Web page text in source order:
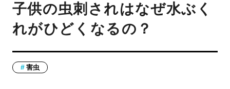
子供の虫刺されはなぜ水ぶく
れがひどくなるの？
害虫